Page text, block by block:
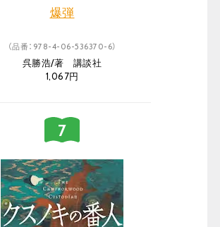
爆弾
（品番：978-4-06-536370-6）
呉勝浩/著 講談社
1,067円